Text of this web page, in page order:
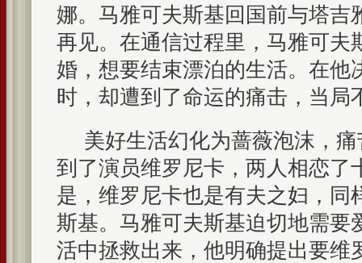
娜。马雅可夫斯基回国前与塔吉
再见。在通信过程里，马雅可夫
婚，想要结束漂泊的生活。在他
时，却遭到了命运的痛击，当局
美好生活幻化为蔷薇泡沫，
到了演员维罗尼卡，两人相恋了
是，维罗尼卡也是有夫之妇，同
斯基。马雅可夫斯基迫切地需要
活中拯救出来，他明确提出要维